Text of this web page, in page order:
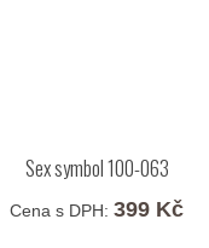
Sex symbol 100-063
Cena s DPH: 399 Kč